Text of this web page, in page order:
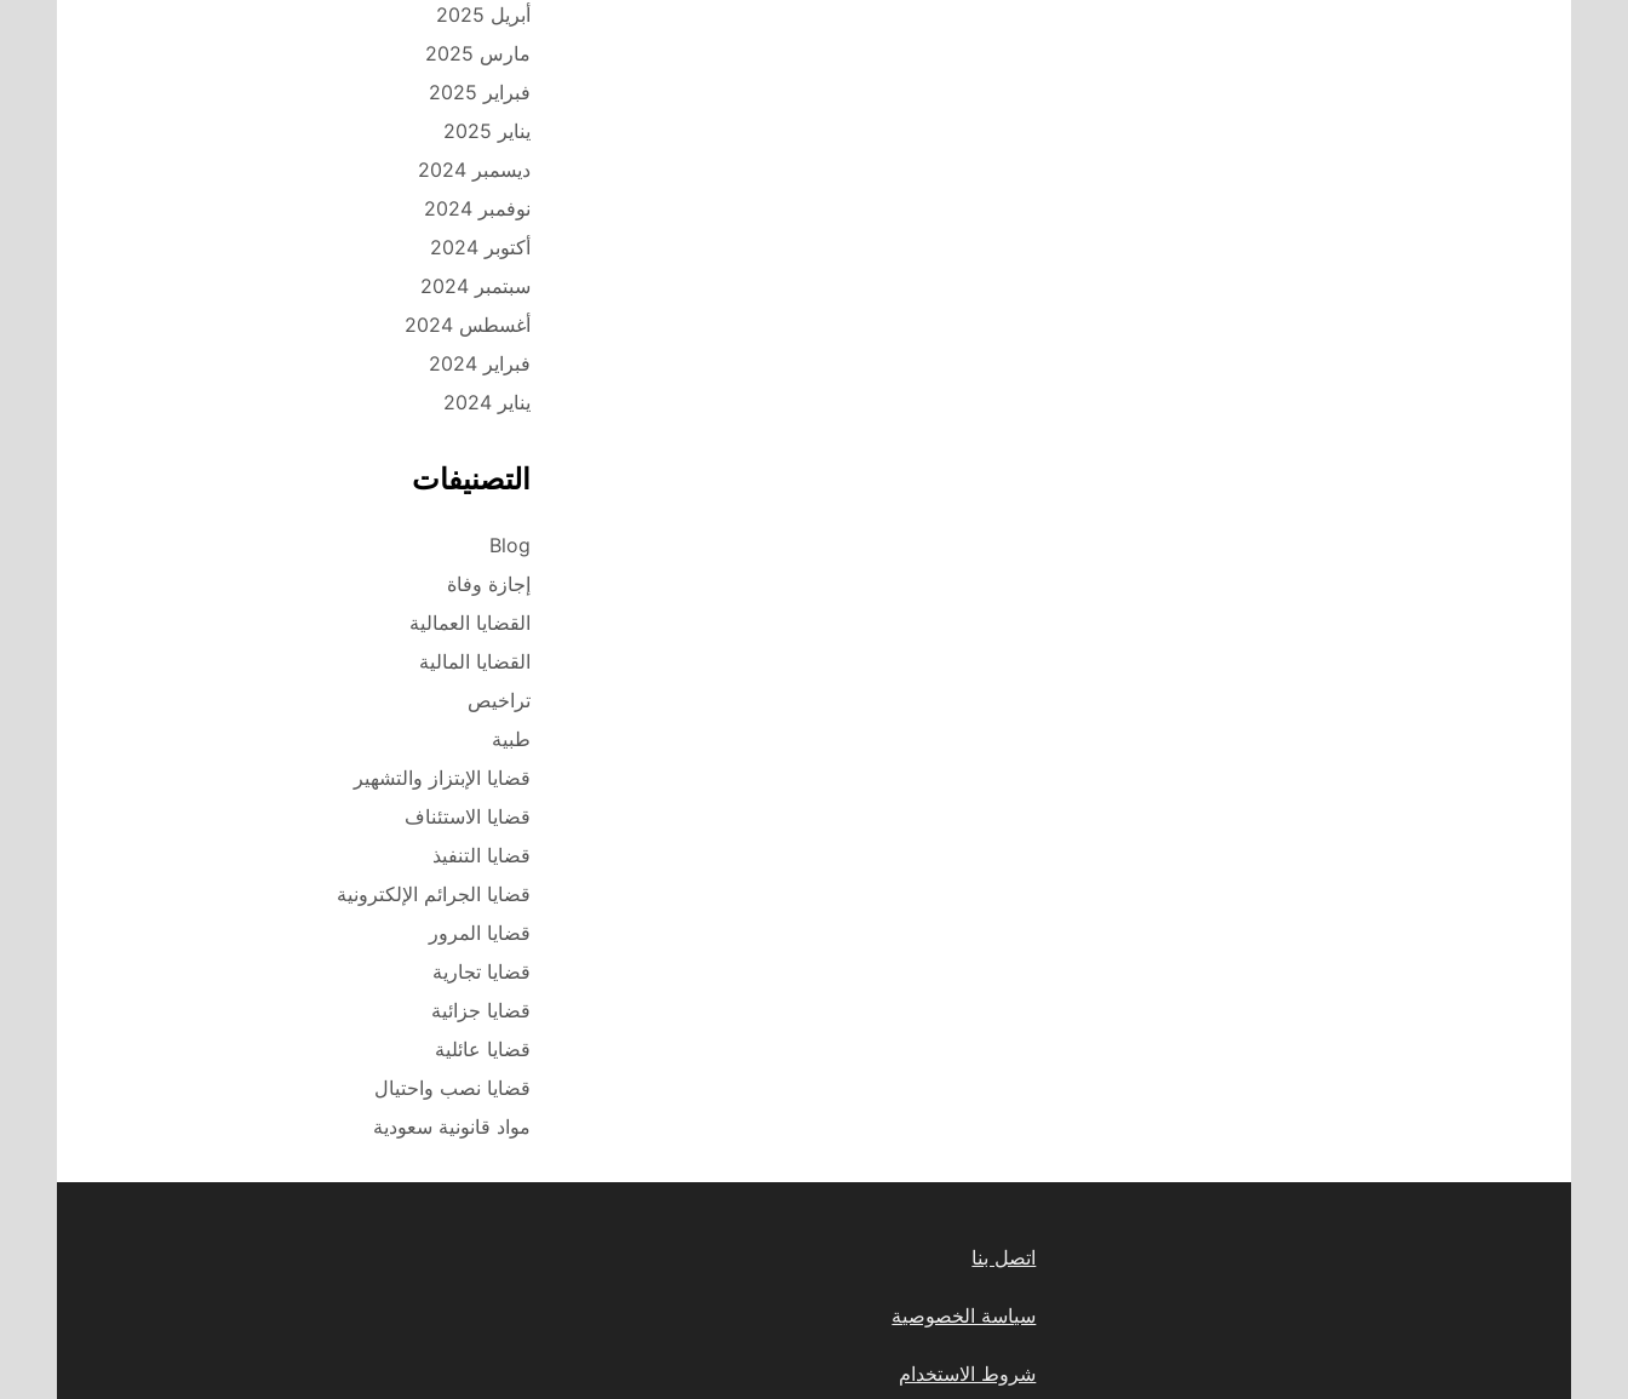
أبريل 2025
مارس 2025
فبراير 2025
يناير 2025
ديسمبر 2024
نوفمبر 2024
أكتوبر 2024
سبتمبر 2024
أغسطس 2024
فبراير 2024
يناير 2024
التصنيفات
Blog
إجازة وفاة
القضايا العمالية
القضايا المالية
تراخيص
طبية
قضايا الإبتزاز والتشهير
قضايا الاستئناف
قضايا التنفيذ
قضايا الجرائم الإلكترونية
قضايا المرور
قضايا تجارية
قضايا جزائية
قضايا عائلية
قضايا نصب واحتيال
مواد قانونية سعودية
اتصل بنا
سياسة الخصوصية
شروط الاستخدام